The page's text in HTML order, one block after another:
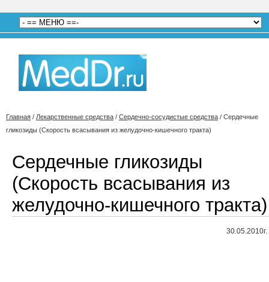
Главная / Лекарственные средства / Сердечно-сосудистые средства / Сердечные
гликозиды (Скорость всасывания из желудочно-кишечного тракта)
Сердечные гликозиды
(Скорость всасывания из
желудочно-кишечного тракта)
30.05.2010г.